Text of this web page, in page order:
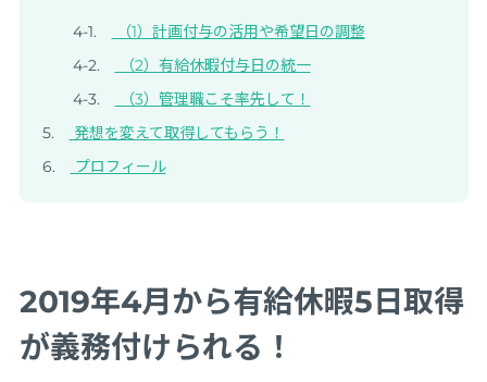
（1）計画付与の活用や希望日の調整
（2）有給休暇付与日の統一
（3）管理職こそ率先して！
発想を変えて取得してもらう！
プロフィール
2019年4月から有給休暇5日取得
が義務付けられる！